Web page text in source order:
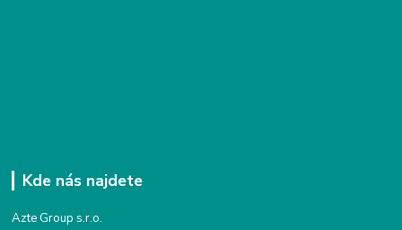
Kde nás najdete
Azte Group s.r.o.